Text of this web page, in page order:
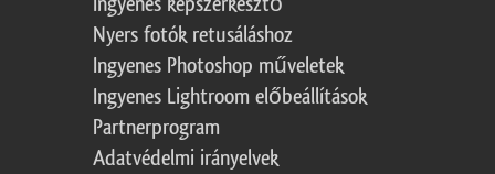
Ingyenes képszerkesztő
Nyers fotók retusáláshoz
Ingyenes Photoshop műveletek
Ingyenes Lightroom előbeállítások
Partnerprogram
Adatvédelmi irányelvek